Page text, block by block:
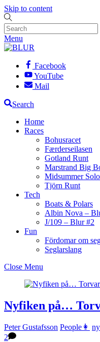
Skip to content
Menu
Facebook
YouTube
Mail
Search
Home
Races
Bohusracet
Færderseilasen
Gotland Runt
Marstrand Big
Midsummer
Tjörn Runt
Tech
Boats & Polars
Albin Nova –
J/109 – Blur #2
Fun
Fördomar om
Seglarslang
Close Menu
Nyfiken på…
Peter Gustafsson People👩
2